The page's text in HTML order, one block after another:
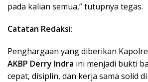
pada kalian semua,” tutupnya tegas.
Catatan Redaksi:
Penghargaan yang diberikan
AKBP Derry Indra ini menjadi bukti
cepat, disiplin, dan kerja sama solid